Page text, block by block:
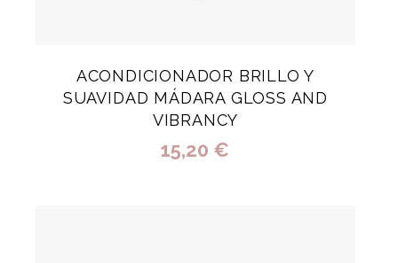
ACONDICIONADOR BRILLO Y
SUAVIDAD MÁDARA GLOSS AND
VIBRANCY
15,20 €